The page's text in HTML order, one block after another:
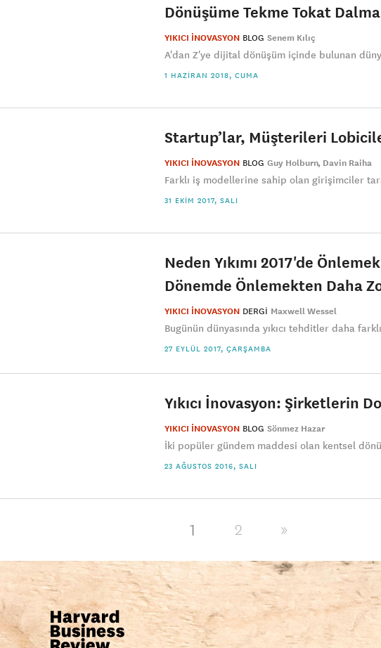
Dönüşüme Tekme Tokat
YIKICI İNOVASYON BLOG Senem Kılıç
A'dan Z'ye dijital dönüşüm içinde bulunan
1 HAZIRAN 2018, CUMA
Startup’lar, Müşterileri
YIKICI İNOVASYON BLOG Guy Holburn Davin Raiha
Farklı iş modellerine sahip olan girişimciler
31 EKIM 2017, SALI
Neden Yıkımı 2017'de
Dönemde Önlemekten Daha
YIKICI İNOVASYON DERGI Maxwell Wessel
Bugünün dünyasında yıkıcı tehditler daha
27 EYLÜL 2017, ÇARŞAMBA
Yıkıcı İnovasyon: Şirketlerin
YIKICI İNOVASYON BLOG Sönmez Hazar
İki popüler gündem maddesi olan kentsel
23 AĞUSTOS 2016, SALI
1 2 »